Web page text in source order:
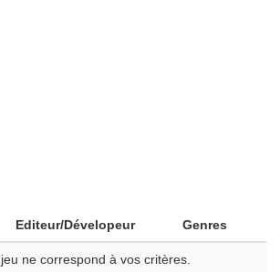
Editeur/Dévelopeur Genres
ne correspond à vos critères.